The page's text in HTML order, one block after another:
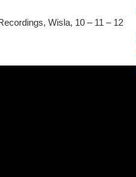
Wisla, 10 – 11 – 12